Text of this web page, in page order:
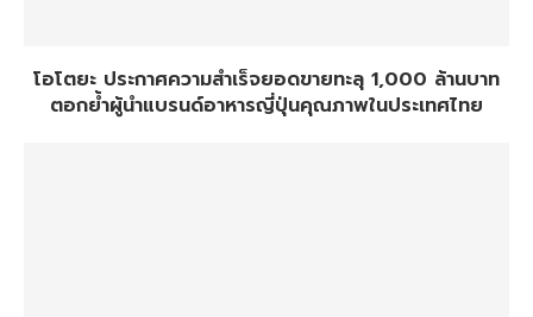
โอโตยะ ประกาศความสำเร็จยอดขายทะลุ 1,000 ล้านบาท
ตอกย้ำผู้นำแบรนด์อาหารญี่ปุ่นคุณภาพในประเทศไทย